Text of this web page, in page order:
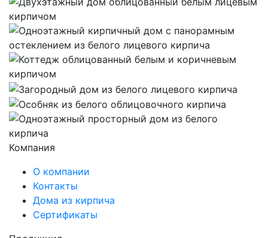
Компания
О компании
Контакты
Дома из кирпича
Сертификаты